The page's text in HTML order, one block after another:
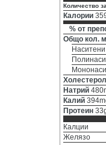
Количество
Калории
% от
Общо кол.
Холестерол
Натрий
Калий
Протеин
Калции
Желязо